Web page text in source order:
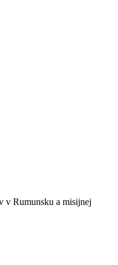
v Rumunsku a misijnej